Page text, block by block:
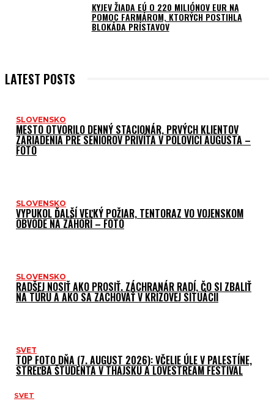
KYJEV ŽIADA EÚ O 220 MILIÓNOV EUR NA
POMOC FARMÁROM, KTORÝCH POSTIHLA
BLOKÁDA PRÍSTAVOV
LATEST POSTS
SLOVENSKO
MESTO OTVORILO DENNÝ STACIONÁR, PRVÝCH KLIENTOV
ZARIADENIA PRE SENIOROV PRIVÍTA V POLOVICI AUGUSTA –
FOTO
SLOVENSKO
VYPUKOL ĎALŠÍ VEĽKÝ POŽIAR, TENTORAZ VO VOJENSKOM
OBVODE NA ZÁHORÍ – FOTO
SLOVENSKO
RADŠEJ NOSIŤ AKO PROSIŤ. ZÁCHRANÁR RADÍ, ČO SI ZBALIŤ
NA TÚRU A AKO SA ZACHOVAŤ V KRÍZOVEJ SITUÁCII
SVET
TOP FOTO DŇA (7. AUGUST 2026): VČELIE ÚLE V PALESTÍNE,
STREĽBA ŠTUDENTA V THAJSKU A LOVESTREAM FESTIVAL
SVET